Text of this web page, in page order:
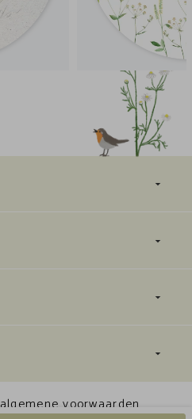
algemene voorwaarden